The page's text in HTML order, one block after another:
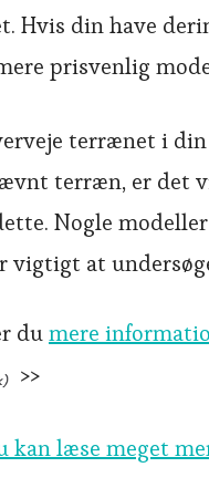
Hvis din have
prisvenlig
terrænet i
terræn, er det
Nogle
vigtigt at
dumere
>>
kan læse meget